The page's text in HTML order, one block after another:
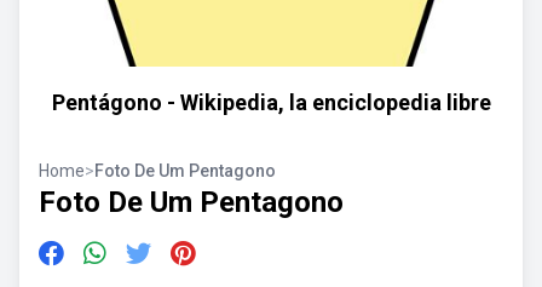
Pentágono - Wikipedia, la enciclopedia libre
Home>Foto De Um Pentagono
Foto De Um Pentagono